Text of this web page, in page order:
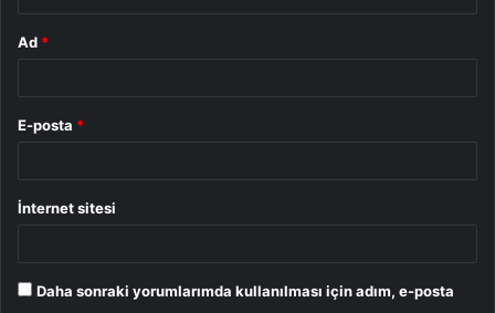
Ad *
E-posta *
İnternet sitesi
Daha sonraki yorumlarımda kullanılması için adım, e-posta